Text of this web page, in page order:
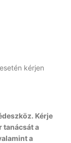
kérjen
Kérje
tanácsát a
a